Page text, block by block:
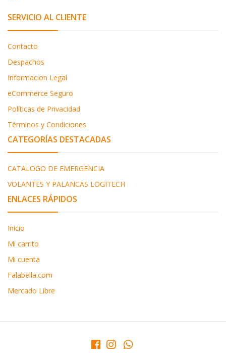
SERVICIO AL CLIENTE
Contacto
Despachos
Informacion Legal
eCommerce Seguro
Políticas de Privacidad
Términos y Condiciones
CATEGORÍAS DESTACADAS
CATALOGO DE EMERGENCIA
VOLANTES Y PALANCAS LOGITECH
ENLACES RÁPIDOS
Inicio
Mi carrito
Mi cuenta
Falabella.com
Mercado Libre